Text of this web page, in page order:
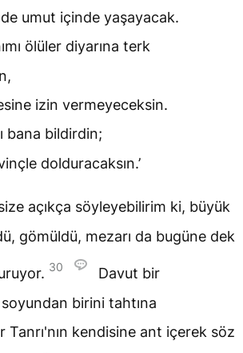
umut içinde yaşayacak.
ölüler diyarına terk
izin vermeyeceksin.
bana bildirdin;
dolduracaksın.’
açıkça söyleyebilirim ki, büyük
gömüldü, mezarı da bugüne dek
30
Davut bir
birini tahtına
Tanrı'nın kendisine ant içerek söz